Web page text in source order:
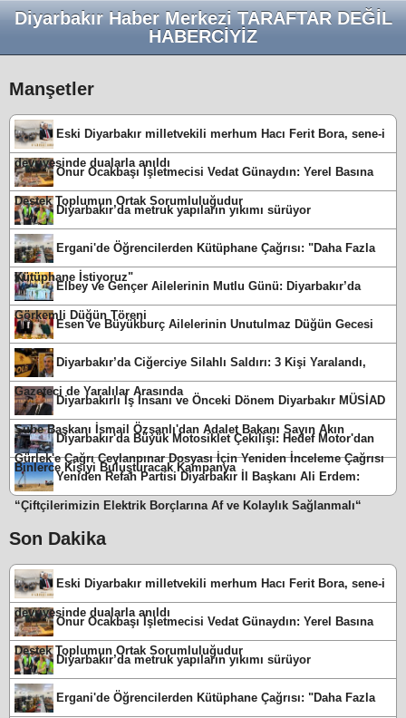
Diyarbakır Haber Merkezi TARAFTAR DEĞİL
HABERCİYİZ
Manşetler
Eski Diyarbakır milletvekili merhum Hacı Ferit Bora, sene-i
devriyesinde dualarla anıldı
Onur Ocakbaşı İşletmecisi Vedat Günaydın: Yerel Basına
Destek Toplumun Ortak Sorumluluğudur
Diyarbakır’da metruk yapıların yıkımı sürüyor
Ergani'de Öğrencilerden Kütüphane Çağrısı: "Daha Fazla
Kütüphane İstiyoruz"
Elbey ve Gençer Ailelerinin Mutlu Günü: Diyarbakır’da
Görkemli Düğün Töreni
Esen ve Büyükburç Ailelerinin Unutulmaz Düğün Gecesi
Diyarbakır’da Ciğerciye Silahlı Saldırı: 3 Kişi Yaralandı,
Gazeteci de Yaralılar Arasında
Diyarbakırlı İş İnsanı ve Önceki Dönem Diyarbakır MÜSİAD
Şube Başkanı İsmail Özşanlı'dan Adalet Bakanı Sayın Akın
Gürlek'e Çağrı Ceylanpınar Dosyası İçin Yeniden İnceleme Çağrısı
Diyarbakır'da Büyük Motosiklet Çekilişi: Hedef Motor'dan
Binlerce Kişiyi Buluşturacak Kampanya
Yeniden Refah Partisi Diyarbakır İl Başkanı Ali Erdem:
“Çiftçilerimizin Elektrik Borçlarına Af ve Kolaylık Sağlanmalı“
Son Dakika
Eski Diyarbakır milletvekili merhum Hacı Ferit Bora, sene-i
devriyesinde dualarla anıldı
Onur Ocakbaşı İşletmecisi Vedat Günaydın: Yerel Basına
Destek Toplumun Ortak Sorumluluğudur
Diyarbakır’da metruk yapıların yıkımı sürüyor
Ergani'de Öğrencilerden Kütüphane Çağrısı: "Daha Fazla